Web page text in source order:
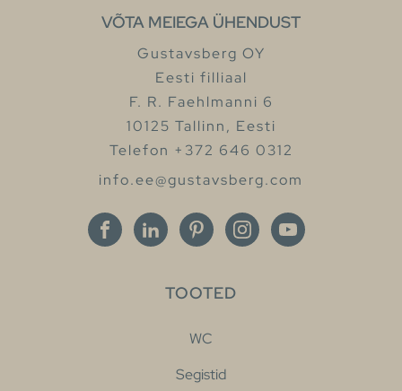
VÕTA MEIEGA ÜHENDUST
Gustavsberg OY
Eesti filliaal
F. R. Faehlmanni 6
10125 Tallinn, Eesti
Telefon +372 646 0312
info.ee@gustavsberg.com
TOOTED
WC
Segistid